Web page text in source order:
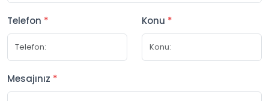
Telefon * Konu *
Mesajınız *